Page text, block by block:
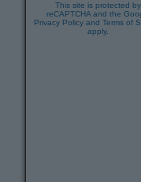
This site is protected by
reCAPTCHA and the
Privacy Policy and Terms of
apply.